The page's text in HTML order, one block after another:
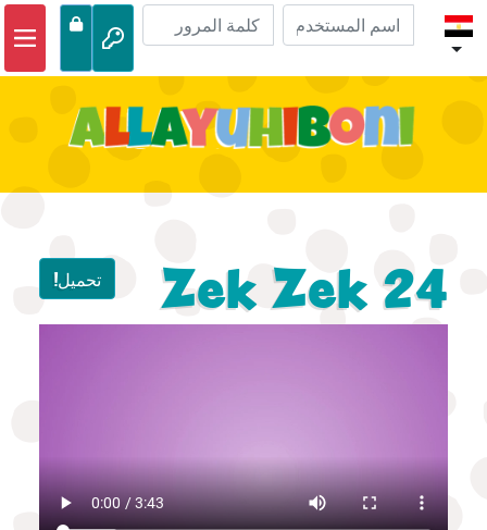
مغامرات الكتاب المقدس
أنشطة
Zek Zek 24 تحميل!